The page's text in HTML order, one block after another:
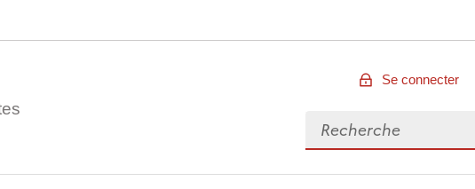
Se connecter
Rechercher des données